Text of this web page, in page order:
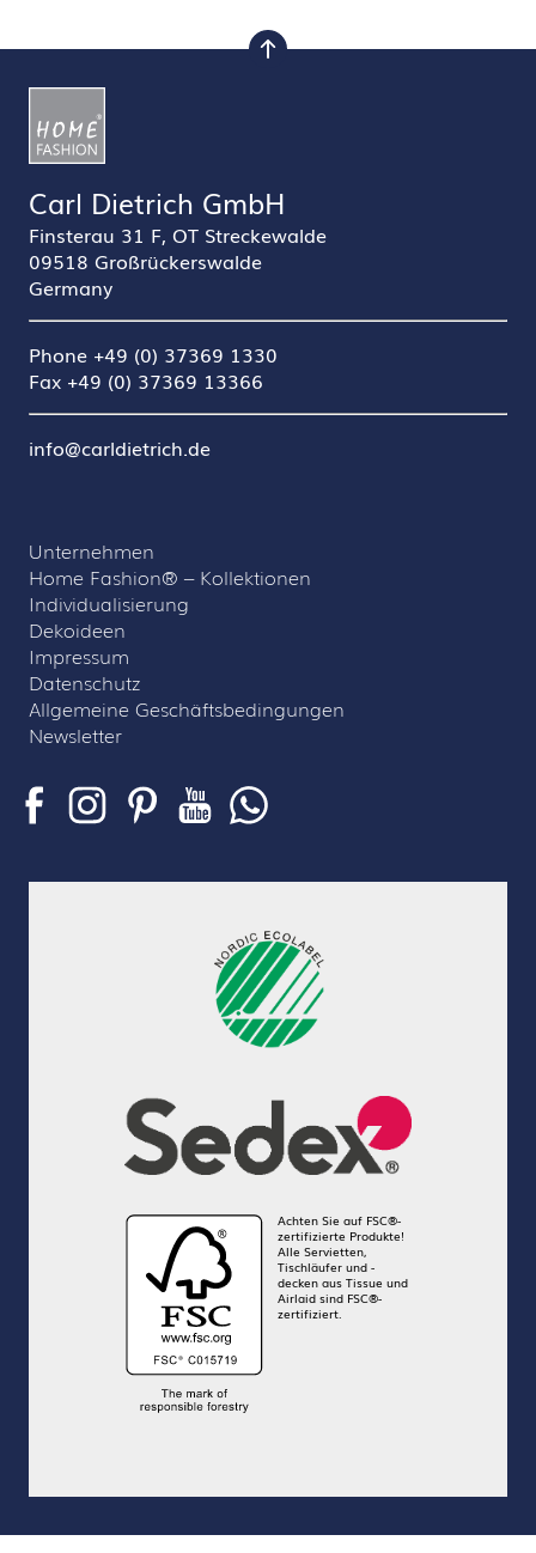
nach oben
Carl Dietrich GmbH
Finsterau 31 F, OT Streckewalde
09518 Großrückerswalde
Germany
Phone +49 (0) 37369 1330
Fax +49 (0) 37369 13366
info@carldietrich.de
Unternehmen
Home Fashion® – Kollektionen
Individualisierung
Dekoideen
Impressum
Datenschutz
Allgemeine Geschäftsbedingungen
Newsletter
Achten Sie auf FSC®-
zertifizierte Produkte!
Alle Servietten,
Tischläufer und -
decken aus Tissue und
Airlaid sind FSC®-
zertifiziert.